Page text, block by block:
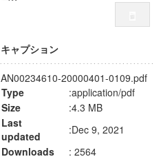
キャプション
AN00234610-20000401-0109.pdf
Type
:application/pdf
Size
:4.3 MB
Last
updated
:Dec 9, 2021
Downloads
: 2564